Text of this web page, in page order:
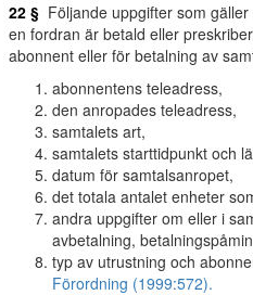
22 § Följande uppgifter som
en fordran är betald eller
abonnent eller för betalning av
abonnentens teleadress,
den anropades teleadress,
samtalets art,
samtalets starttidpunkt och
datum för samtalsanropet,
det totala antalet enheter
andra uppgifter om eller i
avbetalning,
typ av utrustning och
Förordning (1999:572).